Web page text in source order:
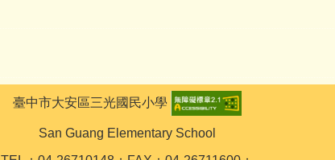
臺中市大安區三光國民小學
San Guang Elementary School